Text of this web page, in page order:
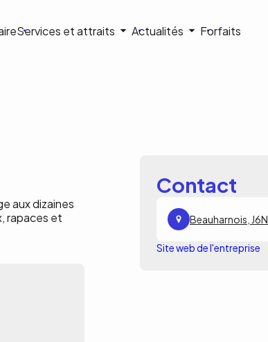
Services et attraits Actualités Forfaits
aux dizaines
rapaces et
Contact
Beauharnois, J6N
Site web de l'entreprise